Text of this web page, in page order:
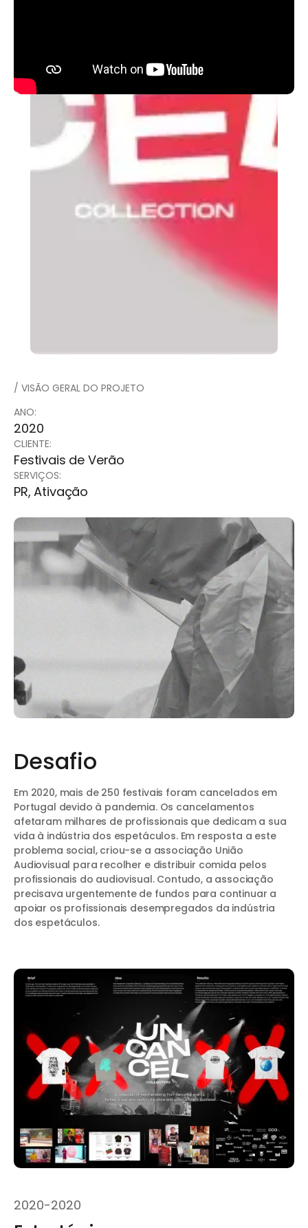
/ VISÃO GERAL DO PROJETO
ANO:
2020
CLIENTE:
Festivais de Verão
SERVIÇOS:
PR, Ativação
Desafio
Em 2020, mais de 250 festivais foram cancelados em
Portugal devido à pandemia. Os cancelamentos
afetaram milhares de profissionais que dedicam a sua
vida à indústria dos espetáculos. Em resposta a este
problema social, criou-se a associação União
Audiovisual para recolher e distribuir comida pelos
profissionais do audiovisual. Contudo, a associação
precisava urgentemente de fundos para continuar a
apoiar os profissionais desempregados da indústria
dos espetáculos.
2020-2020